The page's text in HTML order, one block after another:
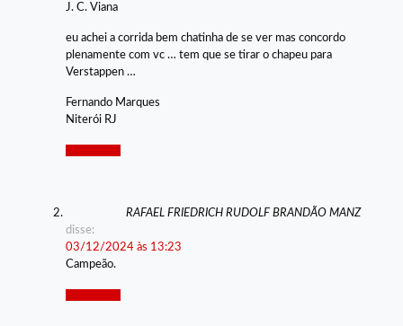
J. C. Viana
eu achei a corrida bem chatinha de se ver mas concordo
plenamente com vc … tem que se tirar o chapeu para
Verstappen …
Fernando Marques
Niterói RJ
RAFAEL FRIEDRICH RUDOLF BRANDÃO MANZ
disse:
03/12/2024 às 13:23
Campeão.